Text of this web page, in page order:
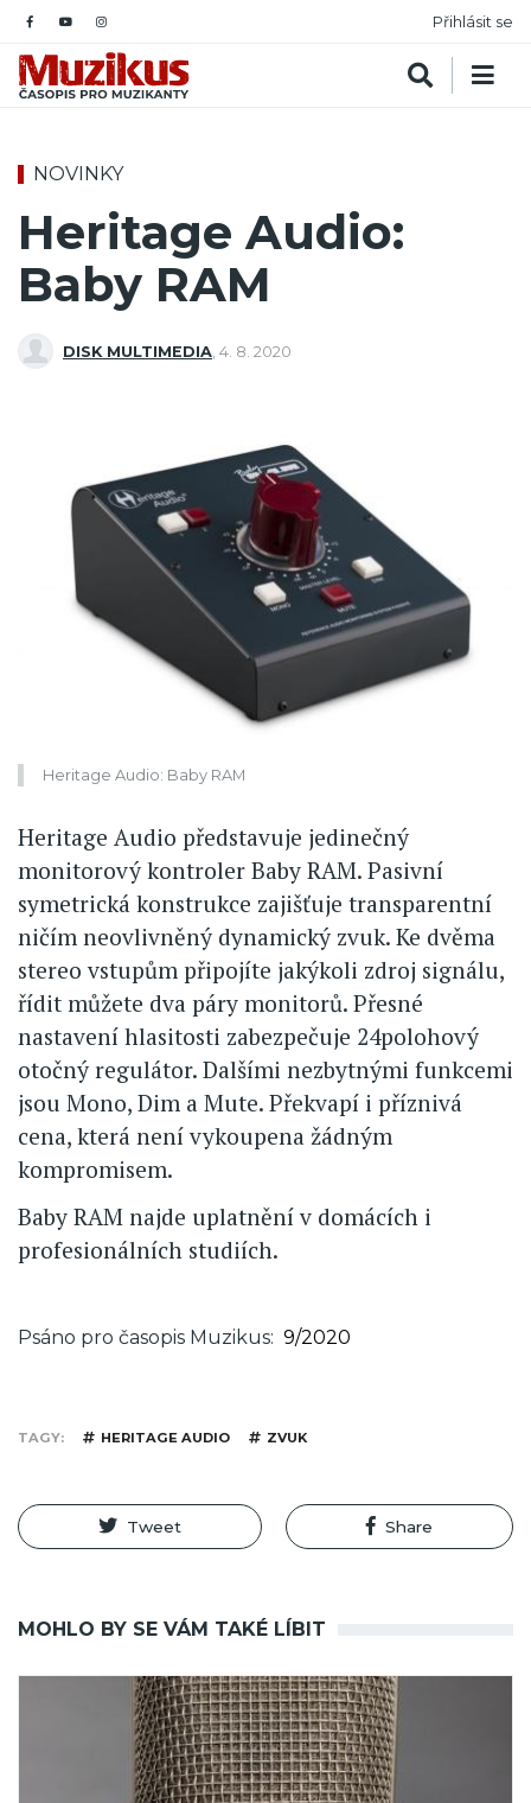
Přihlásit se
NOVINKY
Heritage Audio:
Baby RAM
DISK MULTIMEDIA 4. 8. 2020
Heritage Audio: Baby RAM
Heritage Audio představuje jedinečný
monitorový kontroler Baby RAM. Pasivní
symetrická konstrukce zajišťuje transparentní
ničím neovlivněný dynamický zvuk. Ke dvěma
stereo vstupům připojíte jakýkoli zdroj signálu,
řídit můžete dva páry monitorů. Přesné
nastavení hlasitosti zabezpečuje 24polohový
otočný regulátor. Dalšími nezbytnými funkcemi
jsou Mono, Dim a Mute. Překvapí i příznivá
cena, která není vykoupena žádným
kompromisem.
Baby RAM najde uplatnění v domácích i
profesionálních studiích.
Psáno pro časopis Muzikus 9/2020
TAGY HERITAGE AUDIO ZVUK
Tweet Share
MOHLO BY SE VÁM TAKÉ LÍBIT